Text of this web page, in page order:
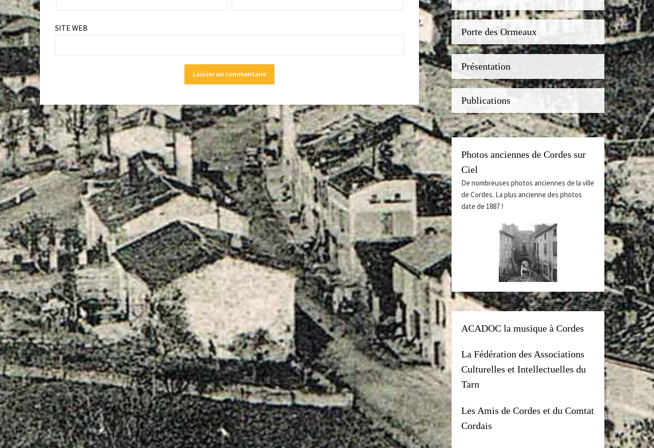
SITE WEB Porte des Ormeaux
Présentation
Publications
Photos anciennes de Cordes sur
Ciel
De nombreuses photos anciennes de la ville
de Cordes. La plus ancienne des photos
date de 1887 !
ACADOC la musique à Cordes
La Fédération des Associations
Culturelles et Intellectuelles du
Tarn
Les Amis de Cordes et du Comtat
Cordais